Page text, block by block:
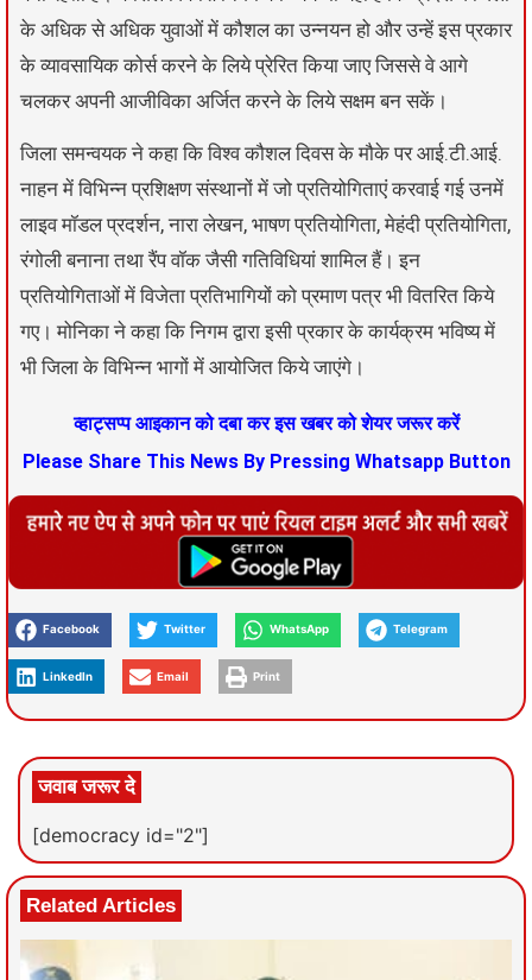
के अधिक से अधिक युवाओं में कौशल का उन्नयन हो और उन्हें इस प्रकार
के व्यावसायिक कोर्स करने के लिये प्रेरित किया जाए जिससे वे आगे
चलकर अपनी आजीविका अर्जित करने के लिये सक्षम बन सकें।
जिला समन्वयक ने कहा कि विश्व कौशल दिवस के मौके पर आई.टी.आई.
नाहन में विभिन्न प्रशिक्षण संस्थानों में जो प्रतियोगिताएं करवाई गई उनमें
लाइव मॉडल प्रदर्शन, नारा लेखन, भाषण प्रतियोगिता, मेहंदी प्रतियोगिता,
रंगोली बनाना तथा रैंप वॉक जैसी गतिविधियां शामिल हैं। इन
प्रतियोगिताओं में विजेता प्रतिभागियों को प्रमाण पत्र भी वितरित किये
गए। मोनिका ने कहा कि निगम द्वारा इसी प्रकार के कार्यक्रम भविष्य में
भी जिला के विभिन्न भागों में आयोजित किये जाएंगे।
व्हाट्सप्प आइकान को दबा कर इस खबर को शेयर जरूर करें
Please Share This News By Pressing Whatsapp Button
Facebook Twitter WhatsApp Telegram
LinkedIn Email Print
जवाब जरूर दे
[democracy id="2"]
Related Articles